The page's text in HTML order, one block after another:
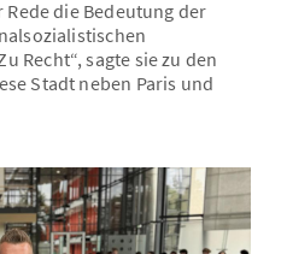
die Bedeutung der
Recht“, sagte sie zu den
Stadt neben Paris und